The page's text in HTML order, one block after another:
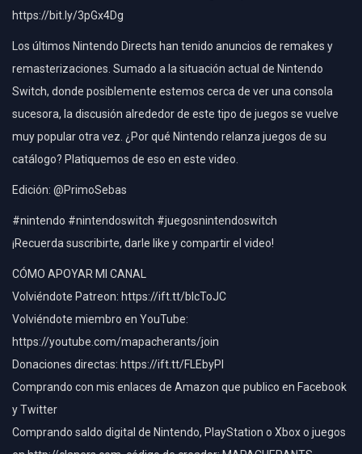
https://bit.ly/3pGx4Dg
Los últimos Nintendo Directs han tenido anuncios de remakes y
remasterizaciones. Sumado a la situación actual de Nintendo
Switch, donde posiblemente estemos cerca de ver una consola
sucesora, la discusión alrededor de este tipo de juegos se vuelve
muy popular otra vez. ¿Por qué Nintendo relanza juegos de su
catálogo? Platiquemos de eso en este video.
Edición: @PrimoSebas
#nintendo #nintendoswitch #juegosnintendoswitch
¡Recuerda suscribirte, darle like y compartir el video!
CÓMO APOYAR MI CANAL
Volviéndote Patreon: https://ift.tt/bIcToJC
Volviéndote miembro en YouTube:
https://youtube.com/mapacherants/join
Donaciones directas: https://ift.tt/FLEbyPI
Comprando con mis enlaces de Amazon que publico en Facebook
y Twitter
Comprando saldo digital de Nintendo, PlayStation o Xbox o juegos